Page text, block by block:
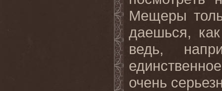
Мещеры
даешься,
ведь,
очень